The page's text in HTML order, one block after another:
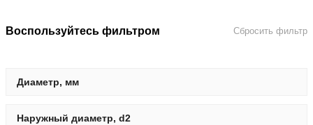
Воспользуйтесь фильтром Сбросить фильтр
Диаметр, мм
Наружный диаметр, d2